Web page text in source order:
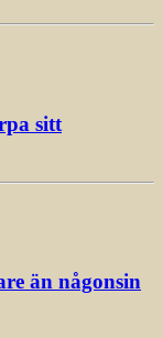
sitt
än någonsin